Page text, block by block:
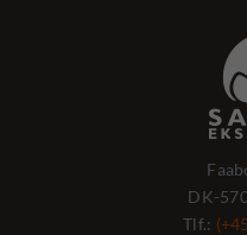
DK-
Tlf.: